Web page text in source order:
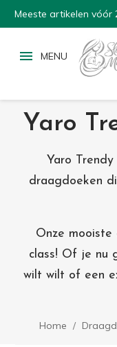
Meeste artikelen vóór

Yaro
Yaro
draagdoeken
Onze
class! Of je nu
wilt wilt of een
Home